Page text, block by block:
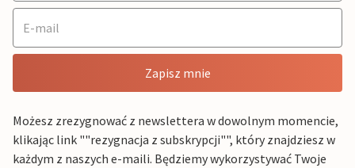
Zapisz mnie
Możesz zrezygnować z newslettera w dowolnym momencie,
klikając link ""rezygnacja z subskrypcji"", który znajdziesz w
każdym z naszych e-maili. Będziemy wykorzystywać Twoje